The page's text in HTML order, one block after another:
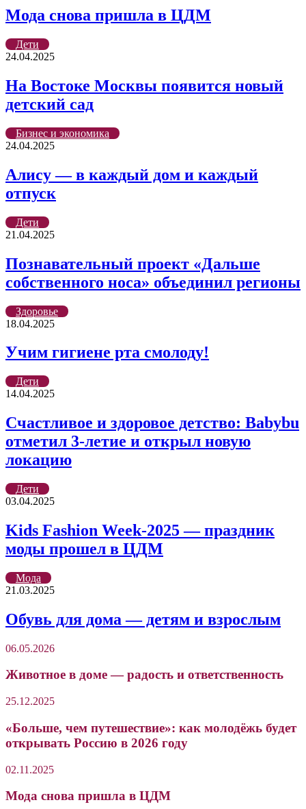
Мода снова пришла в ЦДМ
Дети
24.04.2025
На Востоке Москвы появится новый
детский сад
Бизнес и экономика
24.04.2025
Алису — в каждый дом и каждый
отпуск
Дети
21.04.2025
Познавательный проект «Дальше
собственного носа» объединил регионы
Здоровье
18.04.2025
Учим гигиене рта смолоду!
Дети
14.04.2025
Счастливое и здоровое детство: Babybu
отметил 3-летие и открыл новую
локацию
Дети
03.04.2025
Kids Fashion Week-2025 — праздник
моды прошел в ЦДМ
Мода
21.03.2025
Обувь для дома — детям и взрослым
06.05.2026
Животное в доме — радость и ответственность
25.12.2025
«Больше, чем путешествие»: как молодёжь будет
открывать Россию в 2026 году
02.11.2025
Мода снова пришла в ЦДМ